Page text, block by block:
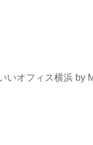
いオフィス横浜 by